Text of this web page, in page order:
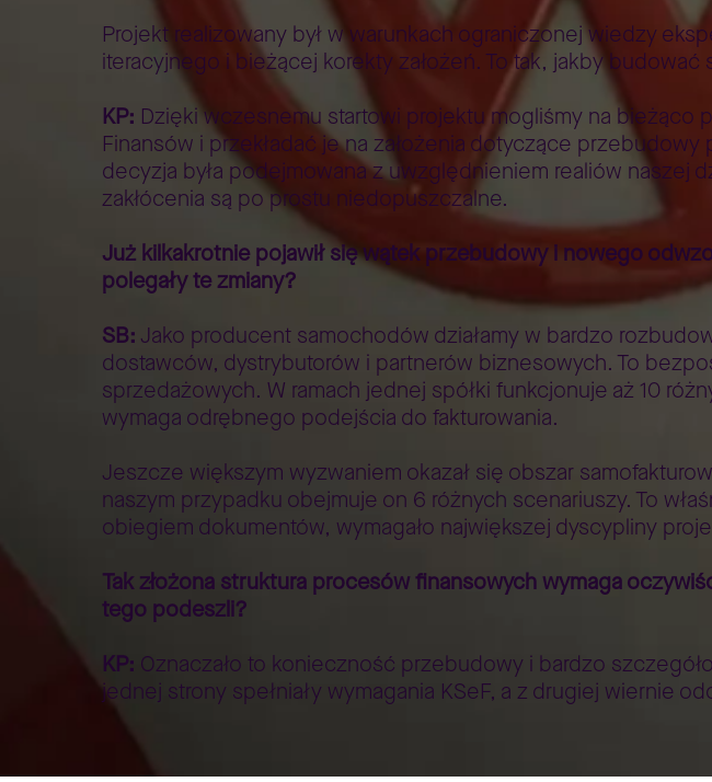
Projekt realizowany był w warunkach ograniczonej wiedzy
iteracyjnego i bieżącej korekty założeń. To tak, jakby budować
KP: Dzięki wczesnemu startowi projektu mogliśmy na bieżąco
Finansów i przekładać je na założenia dotyczące
decyzja była podejmowana z uwzględnieniem realiów naszej
zakłócenia są po prostu niedopuszczalne.
Już kilkakrotnie pojawił się wątek przebudowy i nowego
polegały te zmiany?
SB: Jako producent samochodów działamy w bardzo
dostawców, dystrybutorów i partnerów biznesowych. To
sprzedażowych. W ramach jednej spółki funkcjonuje aż 10
wymaga odrębnego podejścia do fakturowania.
Jeszcze większym wyzwaniem okazał się obszar
naszym przypadku obejmuje on 6 różnych scenariuszy. To
obiegiem dokumentów, wymagało największej dyscypliny
Tak złożona struktura procesów finansowych wymaga
tego podeszli?
KP: Oznaczało to konieczność przebudowy i bardzo
jednej strony spełniały wymagania KSeF, a z drugiej wiernie